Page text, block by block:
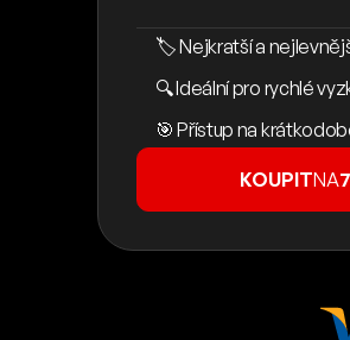
🏷️ Nejkratší a
🔍 Ideální pro rychlé
🎯 Přístup na
KOUPITNA